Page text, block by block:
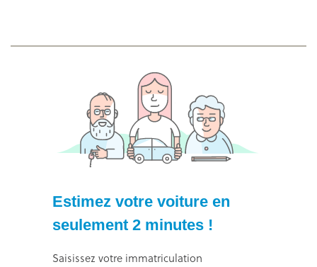
Estimez votre voiture en
seulement 2 minutes !
Saisissez votre immatriculation